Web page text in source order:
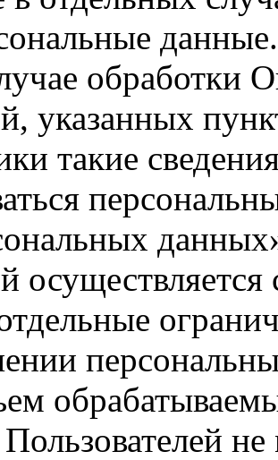
данные.
обработки
указанных
такие